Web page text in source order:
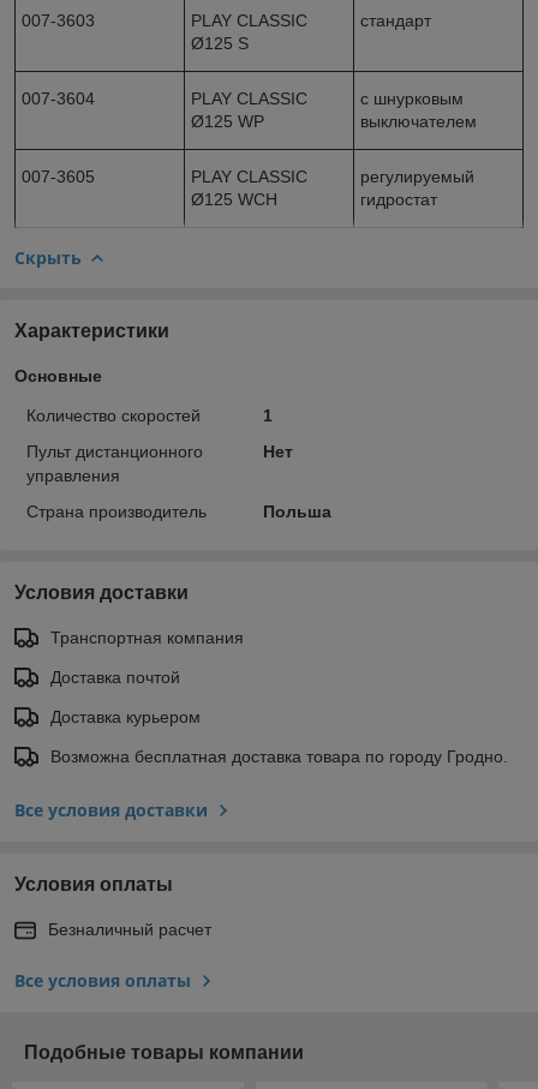
007-3603
PLAY CLASSIC
Ø125 S
стандарт
007-3604
PLAY CLASSIC
Ø125 WP
с шнурковым
выключателем
007-3605
PLAY CLASSIC
Ø125 WCH
регулируемый
гидростат
Скрыть
Характеристики
Основные
Количество скоростей
1
Пульт дистанционного
управления
Нет
Страна производитель Польша
Условия доставки
Транспортная компания
Доставка почтой
Доставка курьером
Возможна бесплатная доставка товара по городу Гродно.
Все условия доставки
Условия оплаты
Безналичный расчет
Все условия оплаты
Подобные товары компании